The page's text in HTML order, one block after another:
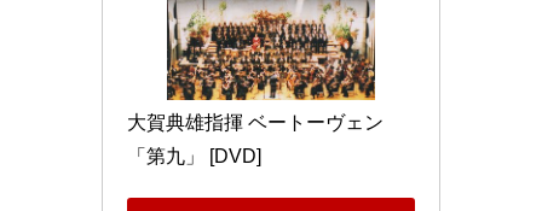
大賀典雄指揮 ベートーヴェン
「第九」 [DVD]